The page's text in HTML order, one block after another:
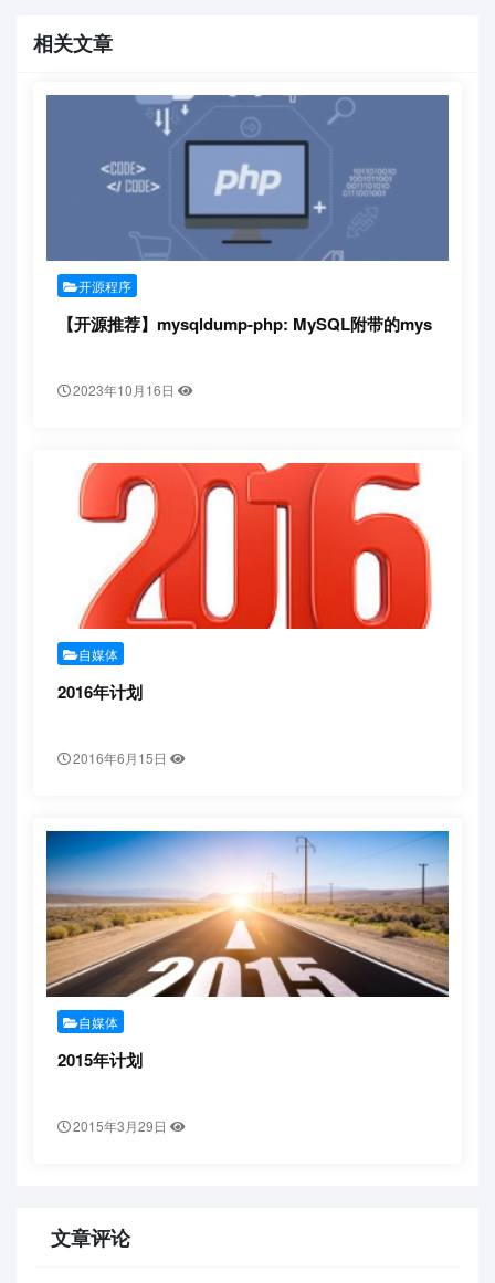
相关文章
开源程序
【开源推荐】mysqldump-php: MySQL附带的mys
2023年10月16日
自媒体
2016年计划
2016年6月15日
自媒体
2015年计划
2015年3月29日
文章评论